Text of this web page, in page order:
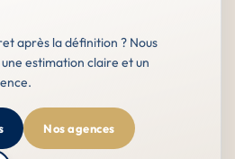
après la définition ? Nous
estimation claire et un
Nos agences